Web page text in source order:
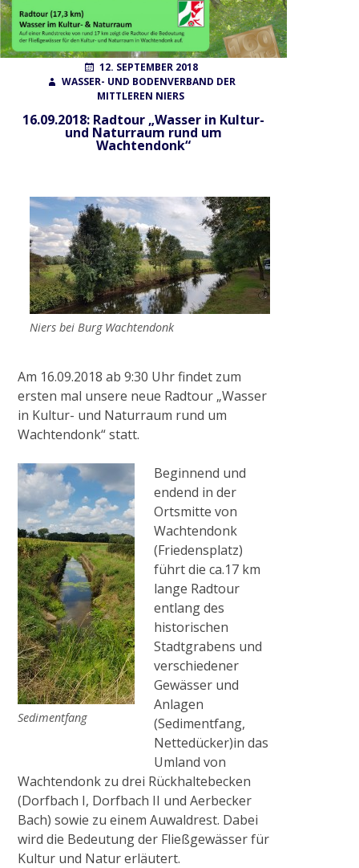
Wahlen
AUFGABEN
Gewässerunterhaltung
Gewässerausbau
Anlagen
Historisches Wehr
Pumpstation Grefrath
Hochwassermanagement
PROJEKTE & AKTIONEN
2009
Pilotprojekt Zweigkanal
Ausgleichsmaßnahme Cloerbruch, Gewässer
32.01.07
POSTED
ON
12. SEPTEMBER 2018
WASSER- UND BODENVERBAND DER
MITTLEREN NIERS
16.09.2018: Radtour „Wasser in Kultur-
und Naturraum rund um
Wachtendonk“
Niers bei Burg Wachtendonk
Am 16.09.2018 ab 9:30 Uhr findet zum
ersten mal unsere neue Radtour „Wasser
in Kultur- und Naturraum rund um
Wachtendonk“ statt.
Sedimentfang
Beginnend und
endend in der
Ortsmitte von
Wachtendonk
(Friedensplatz)
führt die ca.17 km
lange Radtour
entlang des
historischen
Stadtgrabens und
verschiedener
Gewässer und
Anlagen
(Sedimentfang,
Nettedücker)in das
Umland von
Wachtendonk zu drei Rückhaltebecken
(Dorfbach I, Dorfbach II und Aerbecker
Bach) sowie zu einem Auwaldrest. Dabei
wird die Bedeutung der Fließgewässer für
Kultur und Natur erläutert.